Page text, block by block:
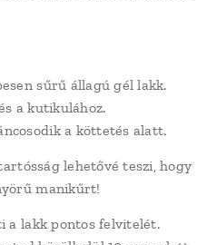
sűrű állagú gél lakk.
a kutikulához.
a köttetés alatt.
lehetővé teszi, hogy
manikűrt!
a lakk pontos felvitelét.